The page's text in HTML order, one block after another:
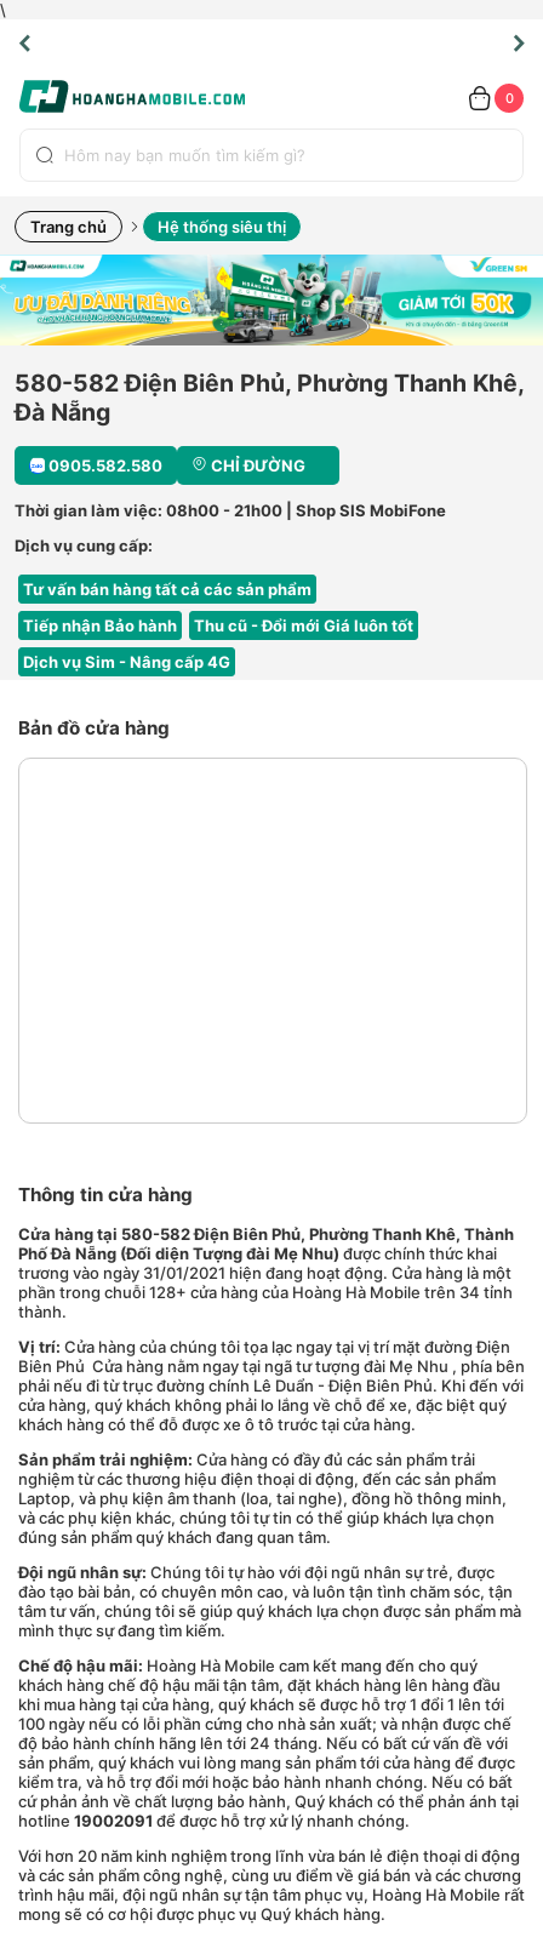
\
0
Trang chủ Hệ thống siêu thị
580-582 Điện Biên Phủ, Phường Thanh Khê,
Đà Nẵng
0905.582.580 CHỈ ĐƯỜNG
Thời gian làm việc: 08h00 - 21h00 | Shop SIS MobiFone
Dịch vụ cung cấp:
Tư vấn bán hàng tất cả các sản phẩm
Tiếp nhận Bảo hành
Thu cũ - Đổi mới Giá luôn tốt
Dịch vụ Sim - Nâng cấp 4G
Bản đồ cửa hàng
Thông tin cửa hàng
Cửa hàng tại 580-582 Điện Biên Phủ, Phường Thanh Khê, Thành
Phố Đà Nẵng (Đối diện Tượng đài Mẹ Nhu) được chính thức khai
trương vào ngày 31/01/2021 hiện đang hoạt động. Cửa hàng là một
phần trong chuỗi 128+ cửa hàng của Hoàng Hà Mobile trên 34 tỉnh
thành.
Vị trí: Cửa hàng của chúng tôi tọa lạc ngay tại vị trí mặt đường Điện
Biên Phủ Cửa hàng nằm ngay tại ngã tư tượng đài Mẹ Nhu , phía bên
phải nếu đi từ trục đường chính Lê Duẩn - Điện Biên Phủ. Khi đến với
cửa hàng, quý khách không phải lo lắng về chỗ để xe, đặc biệt quý
khách hàng có thể đỗ được xe ô tô trước tại cửa hàng.
Sản phẩm trải nghiệm: Cửa hàng có đầy đủ các sản phẩm trải
nghiệm từ các thương hiệu điện thoại di động, đến các sản phẩm
Laptop, và phụ kiện âm thanh (loa, tai nghe), đồng hồ thông minh,
và các phụ kiện khác, chúng tôi tự tin có thể giúp khách lựa chọn
đúng sản phẩm quý khách đang quan tâm.
Đội ngũ nhân sự: Chúng tôi tự hào với đội ngũ nhân sự trẻ, được
đào tạo bài bản, có chuyên môn cao, và luôn tận tình chăm sóc, tận
tâm tư vấn, chúng tôi sẽ giúp quý khách lựa chọn được sản phẩm mà
mình thực sự đang tìm kiếm.
Chế độ hậu mãi: Hoàng Hà Mobile cam kết mang đến cho quý
khách hàng chế độ hậu mãi tận tâm, đặt khách hàng lên hàng đầu
khi mua hàng tại cửa hàng, quý khách sẽ được hỗ trợ 1 đổi 1 lên tới
100 ngày nếu có lỗi phần cứng cho nhà sản xuất; và nhận được chế
độ bảo hành chính hãng lên tới 24 tháng. Nếu có bất cứ vấn đề với
sản phẩm, quý khách vui lòng mang sản phẩm tới cửa hàng để được
kiểm tra, và hỗ trợ đổi mới hoặc bảo hành nhanh chóng. Nếu có bất
cứ phản ảnh về chất lượng bảo hành, Quý khách có thể phản ánh tại
hotline 19002091 để được hỗ trợ xử lý nhanh chóng.
Với hơn 20 năm kinh nghiệm trong lĩnh vừa bán lẻ điện thoại di động
và các sản phẩm công nghệ, cùng ưu điểm về giá bán và các chương
trình hậu mãi, đội ngũ nhân sự tận tâm phục vụ, Hoàng Hà Mobile rất
mong sẽ có cơ hội được phục vụ Quý khách hàng.